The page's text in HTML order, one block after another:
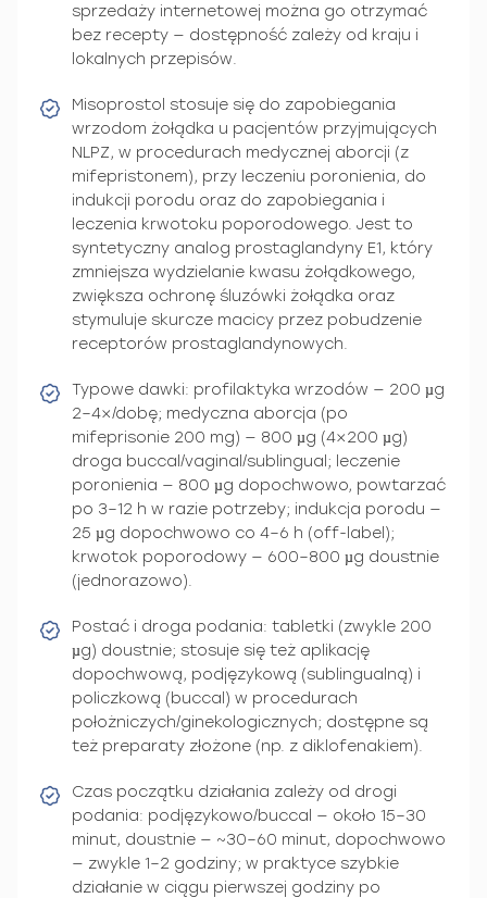
sprzedaży internetowej można go otrzymać
bez recepty — dostępność zależy od kraju i
lokalnych przepisów.
Misoprostol stosuje się do zapobiegania
wrzodom żołądka u pacjentów przyjmujących
NLPZ, w procedurach medycznej aborcji (z
mifepristonem), przy leczeniu poronienia, do
indukcji porodu oraz do zapobiegania i
leczenia krwotoku poporodowego. Jest to
syntetyczny analog prostaglandyny E1, który
zmniejsza wydzielanie kwasu żołądkowego,
zwiększa ochronę śluzówki żołądka oraz
stymuluje skurcze macicy przez pobudzenie
receptorów prostaglandynowych.
Typowe dawki: profilaktyka wrzodów — 200 µg
2–4×/dobę; medyczna aborcja (po
mifeprisonie 200 mg) — 800 µg (4×200 µg)
droga buccal/vaginal/sublingual; leczenie
poronienia — 800 µg dopochwowo, powtarzać
po 3–12 h w razie potrzeby; indukcja porodu —
25 µg dopochwowo co 4–6 h (off-label);
krwotok poporodowy — 600–800 µg doustnie
(jednorazowo).
Postać i droga podania: tabletki (zwykle 200
µg) doustnie; stosuje się też aplikację
dopochwową, podjęzykową (sublingualną) i
policzkową (buccal) w procedurach
położniczych/ginekologicznych; dostępne są
też preparaty złożone (np. z diklofenakiem).
Czas początku działania zależy od drogi
podania: podjęzykowo/buccal — około 15–30
minut, doustnie — ~30–60 minut, dopochwowo
— zwykle 1–2 godziny; w praktyce szybkie
działanie w ciągu pierwszej godziny po